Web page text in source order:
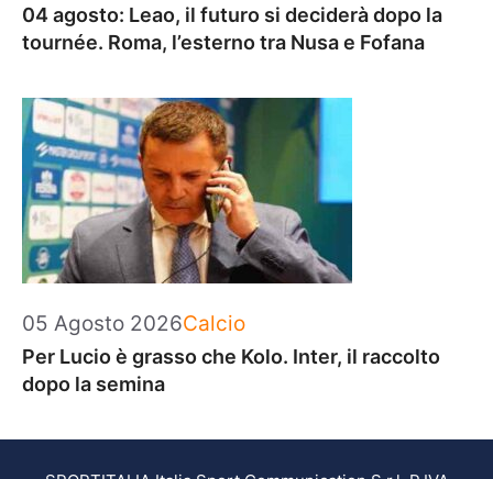
04 agosto: Leao, il futuro si deciderà dopo la
tournée. Roma, l’esterno tra Nusa e Fofana
05 Agosto 2026Categorie
Calcio
Per Lucio è grasso che Kolo. Inter, il raccolto
dopo la semina